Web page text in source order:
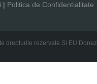
| Politica de Confidentialitate
drepturile rezervate Si EU Donez